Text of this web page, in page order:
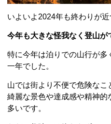
いよいよ2024年も終わりが近
今年も大きな怪我なく登山が
特に今年は泊りでの山行が多
一年でした。
山では街より不便で危険な
綺麗な景色や達成感や精神
多いです。